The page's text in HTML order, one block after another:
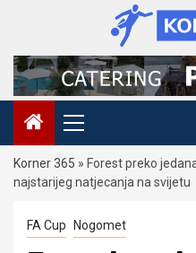
content
Primary
Menu
Korner 365 » Forest preko
najstarijeg natjecanja na svijetu
FA Cup Nogomet